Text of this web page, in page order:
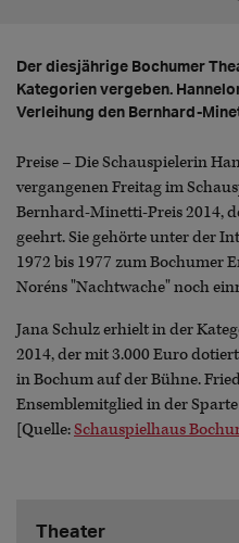
Der diesjährige Bochumer
Kategorien vergeben.
Verleihung den Bernhard-
Preise – Die Schauspielerin
vergangenen Freitag im
Bernhard-Minetti-Preis 2014,
geehrt. Sie gehörte unter der
1972 bis 1977 zum Bochumer
Noréns "Nachtwache" noch
Jana Schulz erhielt in der
2014, der mit 3.000 Euro
in Bochum auf der Bühne.
Ensemblemitglied in der
[Quelle:Schauspielhaus
Theater